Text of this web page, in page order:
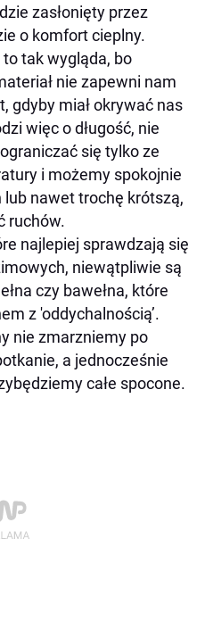
zasłonięty przez
o komfort cieplny.
tak wygląda, bo
nie zapewni nam
gdyby miał okrywać nas
więc o długość, nie
się tylko ze
i możemy spokojnie
nawet trochę krótszą,
ruchów.
najlepiej sprawdzają się
niewątpliwie są
czy bawełna, które
z 'oddychalnością’.
nie zmarzniemy po
a jednocześnie
całe spocone.